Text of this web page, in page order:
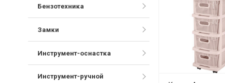
Бензотехника
Замки
Инструмент-оснастка
Инструмент-ручной